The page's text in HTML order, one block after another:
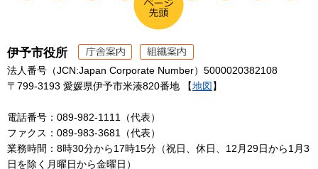
伊予市役所
法人番号（JCN:Japan Corporate Number）5000020382108
〒799-3193 愛媛県伊予市米湊820番地 【地図 】
電話番号：089-982-1111（代表）
ファクス：089-983-3681（代表）
業務時間：8時30分から17時15分（祝日、休日、12月29日から1月3
日を除く月曜日から金曜日）